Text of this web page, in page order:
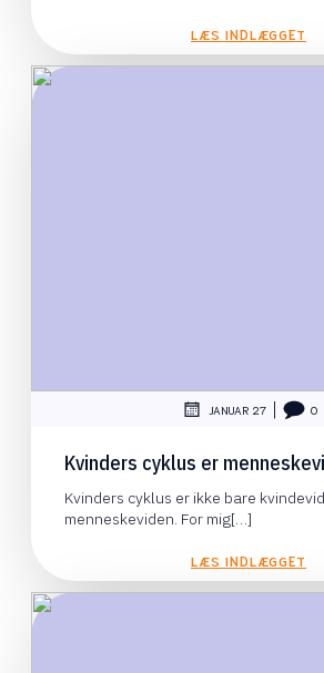
LÆS INDLÆGGET
JANUAR 27 0
Kvinders cyklus er
Kvinders cyklus er ikke bare
menneskeviden. For mig[…]
LÆS INDLÆGGET